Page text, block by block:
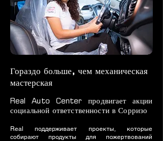
Гораздо больше, чем механическая
мастерская
Real Auto Center продвигает акции
социальной ответственности в Сорризо
Real поддерживает проекты, которые
собирают продукты для пожертвований